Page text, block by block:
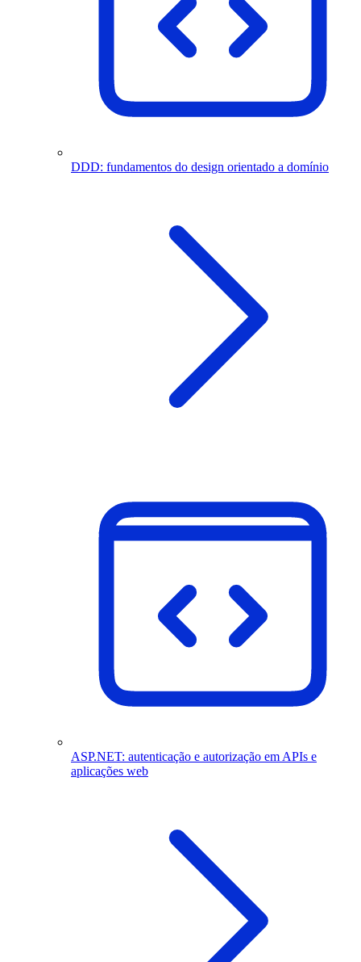
DDD: fundamentos do design orientado a domínio
ASP.NET: autenticação e autorização em APIs e
aplicações web